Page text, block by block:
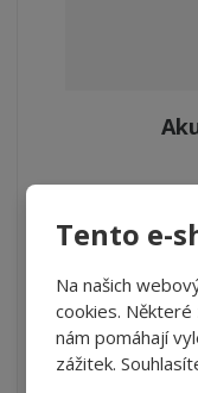
Tento e-
Na našich
cookies.
nám pomáhají
zážitek.
Hmotnost 5,7kg